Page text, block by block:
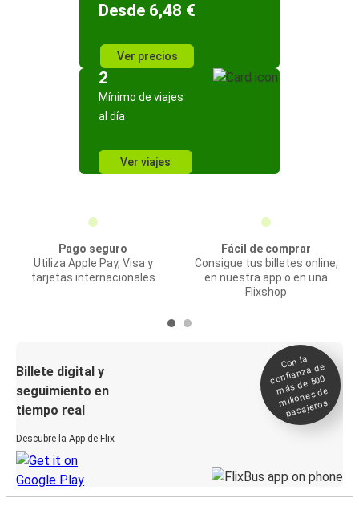
Desde 6,48 €
Ver precios
2
Mínimo de viajes
al día
Ver viajes
Pago seguro
Utiliza Apple Pay, Visa y
tarjetas internacionales
Fácil de comprar
Consigue tus billetes online,
en nuestra app o en una
Flixshop
Billete digital y
seguimiento en
tiempo real
Descubre la App de Flix
Con la
confianza de
más de 500
millones de
pasajeros